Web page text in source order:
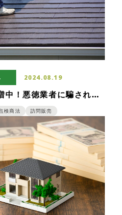
2024.08.19
中！悪徳業者に騙されな
ご紹介！
検商法 訪問販売